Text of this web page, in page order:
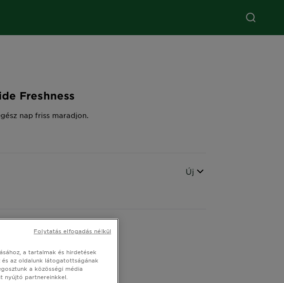
Freshness
nap friss maradjon.
Sorrend
Új
a tartalmak és hirdetések
és az oldalunk látogatottságának
a közösségi média
nyújtó partnereinkkel.
Folytatás elfogadás nélkül